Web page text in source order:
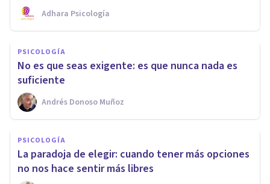
Adhara Psicología
PSICOLOGÍA
No es que seas exigente: es que nunca nada es
suficiente
Andrés Donoso Muñoz
PSICOLOGÍA
La paradoja de elegir: cuando tener más opciones
no nos hace sentir más libres